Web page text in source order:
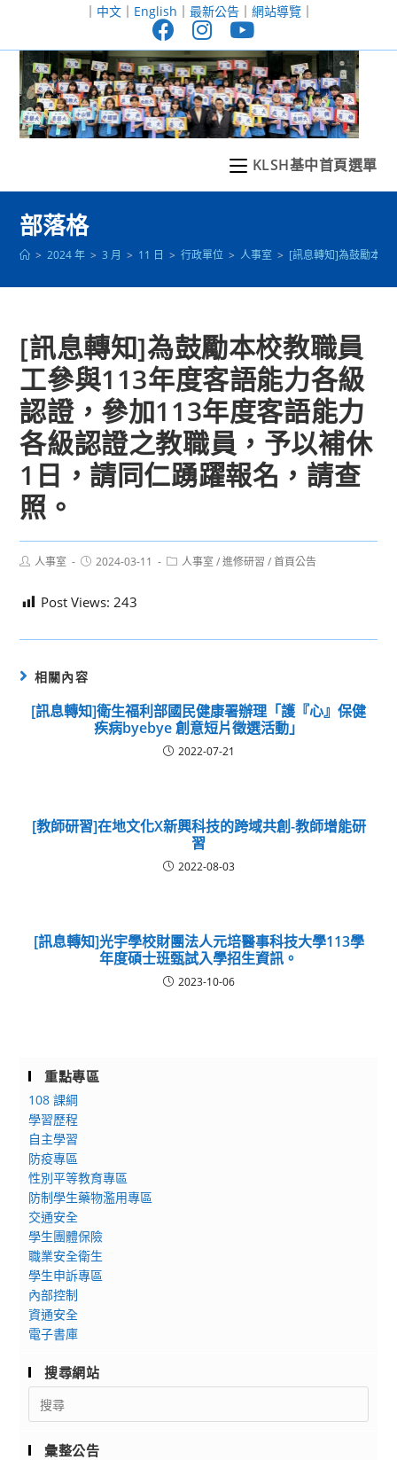
至
｜ 中文｜ English ｜ 最新公告｜ 網站導覽｜
KLSH基中首頁選單
部落格
> 2024 年 > 3 月 > 11 日 > 行政單位 > 人事室 > [訊息轉知]為鼓勵本校
[訊息轉知]為鼓勵本校教職員
工參與113年度客語能力各級
認證，參加113年度客語能力
各級認證之教職員，予以補休
1日，請同仁踴躍報名，請查
照。
Post人事室
Post2024-03-11
Post人事室 / 進修研習 / 首頁公告
Post Views: 243
相關內容
[訊息轉知]衛生福利部國民健康署辦理「護『心』保健
疾病byebye 創意短片徵選活動」
2022-07-21
[教師研習]在地文化X新興科技的跨域共創-教師增能研
習
2022-08-03
[訊息轉知]光宇學校財團法人元培醫事科技大學113學
年度碩士班甄試入學招生資訊。
2023-10-06
重點專區
108 課綱
學習歷程
自主學習
防疫專區
性別平等教育專區
防制學生藥物濫用專區
交通安全
學生團體保險
職業安全衛生
學生申訴專區
內部控制
資通安全
電子書庫
搜尋網站
Search
for:
彙整公告